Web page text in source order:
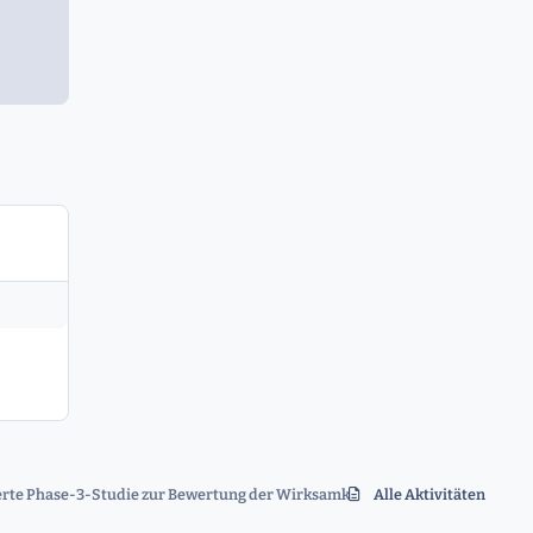
Phase-3-Studie zur Bewertung der Wirksamkeit, Sicherheit und
Alle Aktivitäten